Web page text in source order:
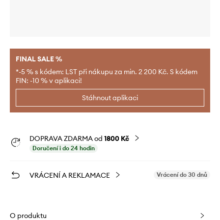
FINAL SALE %
*-5 % s kódem: LST při nákupu za min. 2 200 Kč. S kódem
FIN: -10 % v aplikaci!
Stáhnout aplikaci
DOPRAVA ZDARMA od 1800 Kč
Doručení i do 24 hodin
VRÁCENÍ A REKLAMACE Vrácení do 30 dnů
O produktu